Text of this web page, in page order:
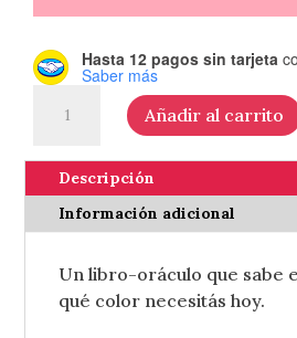
Hasta 12 pagos sin tarjeta
Saber más
los
colores
Belu
Añadir al carrito
Descripción
Información adicional
Un libro-oráculo que sabe
qué color necesitás hoy.